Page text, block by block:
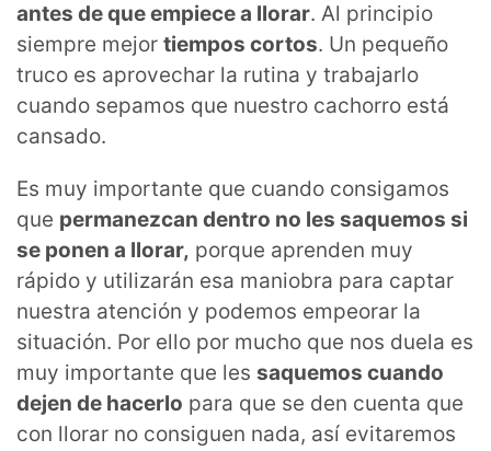
antes de que empiece a llorar. Al principio
siempre mejor tiempos cortos. Un pequeño
truco es aprovechar la rutina y trabajarlo
cuando sepamos que nuestro cachorro está
cansado.
Es muy importante que cuando consigamos
que permanezcan dentro no les saquemos si
se ponen a llorar, porque aprenden muy
rápido y utilizarán esa maniobra para captar
nuestra atención y podemos empeorar la
situación. Por ello por mucho que nos duela es
muy importante que les saquemos cuando
dejen de hacerlo para que se den cuenta que
con llorar no consiguen nada, así evitaremos